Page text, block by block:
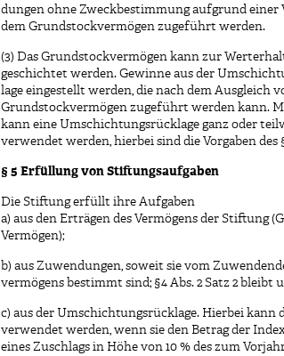
dungen ohne Zweckbestimmung aufgrund einer
dem Grundstockvermögen zugeführt werden.
(3) Das Grundstockvermögen kann zur
geschichtet werden. Gewinne aus der
lage eingestellt werden, die nach dem Ausgleich
Grundstockvermögen zugeführt werden kann.
kann eine Umschichtungsrücklage ganz oder
verwendet werden, hierbei sind die Vorgaben
§ 5 Erfüllung von Stiftungsaufgaben
Die Stiftung erfüllt ihre Aufgaben
a) aus den Erträgen des Vermögens der Stiftung
Vermögen);
b) aus Zuwendungen, soweit sie vom
vermögens bestimmt sind; §4 Abs. 2 Satz 2 bleibt
c) aus der Umschichtungsrücklage. Hierbei kann
verwendet werden, wenn sie den Betrag der
eines Zuschlags in Höhe von 10 % des zum